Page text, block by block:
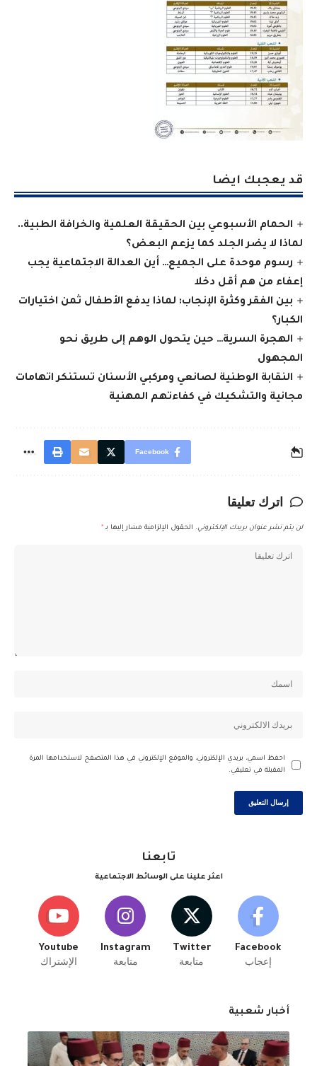
قد يعجبك ايضا
الحمام الأسبوعي بين الحقيقة العلمية والخرافة الطبية..
لماذا لا يضر الجلد كما يزعم البعض؟
رسوم موحدة على الجميع… أين العدالة الاجتماعية يجب
إعفاء من هم أقل دخلا
بين الفقر وكثرة الإنجاب: لماذا يدفع الأطفال ثمن اختيارات
الكبار؟
الهجرة السرية… حين يتحول الوهم إلى طريق نحو
المجهول
النقابة الوطنية لصانعي ومركبي الأسنان تستنكر اتهامات
مجانية والتشكيك في كفاءتهم المهنية
Facebook
اترك تعليقا
لن يتم نشر عنوان بريدك الإلكتروني. الحقول الإلزامية مشار إليها بـ *
احفظ اسمي، بريدي الإلكتروني، والموقع الإلكتروني في هذا المتصفح لاستخدامها المرة
المقبلة في تعليقي.
تابعنا
اعثر علينا على الوسائط الاجتماعية
Facebook
إعجاب
Twitter
متابعة
Instagram
متابعة
Youtube
الإشتراك
أخبار شعبية